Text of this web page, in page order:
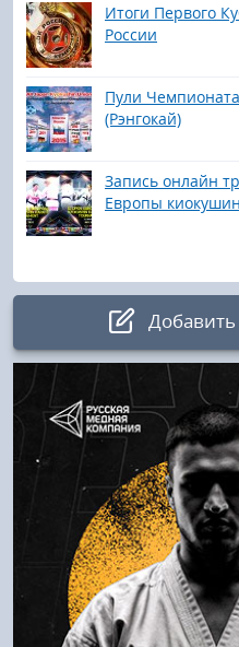
Итоги Первого
России
Пули
(Рэнгокай)
Запись онлайн
Европы
Добавить
Логин:
Пароль